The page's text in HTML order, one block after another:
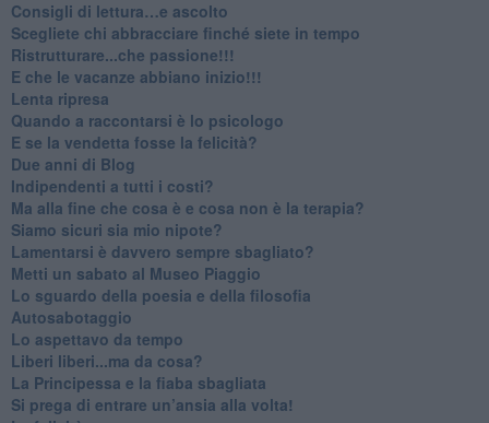
​Consigli di lettura…e ascolto
​Scegliete chi abbracciare finché siete in tempo
​Ristrutturare...che passione!!!
​E che le vacanze abbiano inizio!!!
​Lenta ripresa
​Quando a raccontarsi è lo psicologo
​E se la vendetta fosse la felicità?
​Due anni di Blog
​Indipendenti a tutti i costi?
​Ma alla fine che cosa è e cosa non è la terapia?
​Siamo sicuri sia mio nipote?
​Lamentarsi è davvero sempre sbagliato?
​Metti un sabato al Museo Piaggio
​Lo sguardo della poesia e della filosofia
Autosabotaggio
​Lo aspettavo da tempo
​Liberi liberi...ma da cosa?
​La Principessa e la fiaba sbagliata
Si prega di entrare un’ansia alla volta!